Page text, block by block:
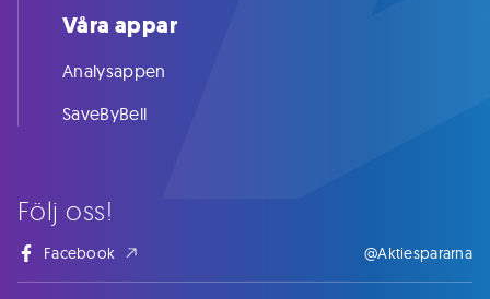
Följ oss!
Facebook @Aktiespararna
Våra appar
Analysappen
SaveByBell